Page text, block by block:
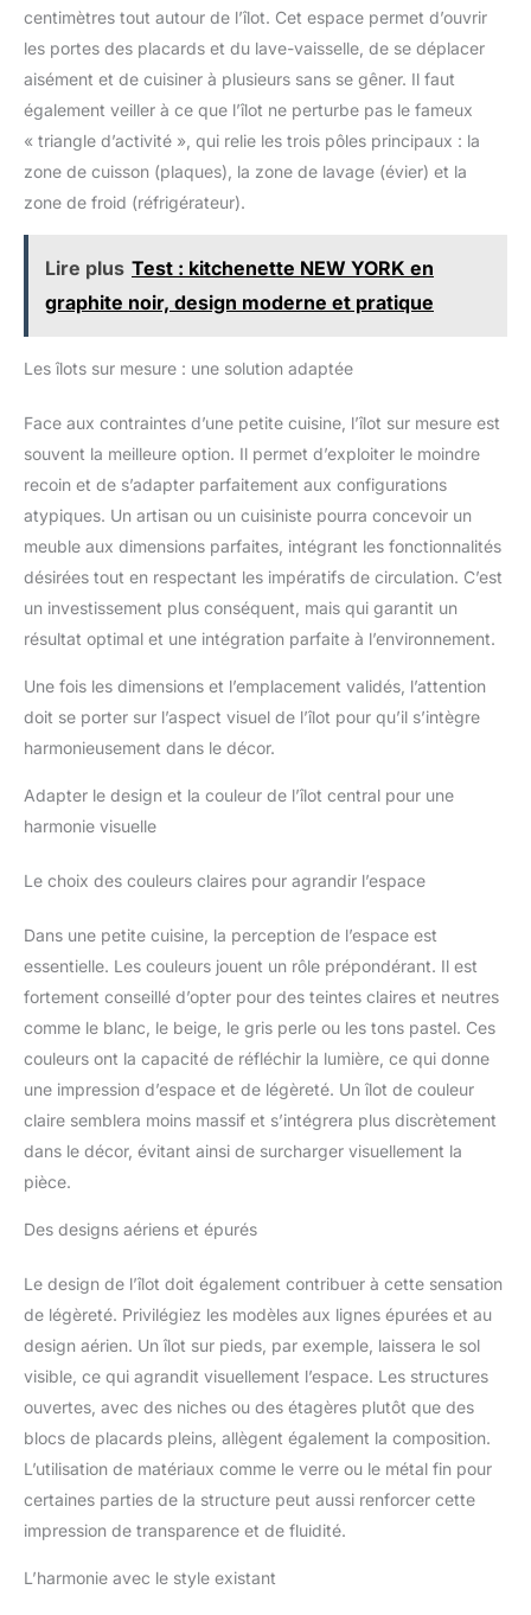
centimètres tout autour de l’îlot. Cet espace permet d’ouvrir
les portes des placards et du lave-vaisselle, de se déplacer
aisément et de cuisiner à plusieurs sans se gêner. Il faut
également veiller à ce que l’îlot ne perturbe pas le fameux
« triangle d’activité », qui relie les trois pôles principaux : la
zone de cuisson (plaques), la zone de lavage (évier) et la
zone de froid (réfrigérateur).
Lire plus Test : kitchenette NEW YORK en
graphite noir, design moderne et pratique
Les îlots sur mesure : une solution adaptée
Face aux contraintes d’une petite cuisine, l’îlot sur mesure est
souvent la meilleure option. Il permet d’exploiter le moindre
recoin et de s’adapter parfaitement aux configurations
atypiques. Un artisan ou un cuisiniste pourra concevoir un
meuble aux dimensions parfaites, intégrant les fonctionnalités
désirées tout en respectant les impératifs de circulation. C’est
un investissement plus conséquent, mais qui garantit un
résultat optimal et une intégration parfaite à l’environnement.
Une fois les dimensions et l’emplacement validés, l’attention
doit se porter sur l’aspect visuel de l’îlot pour qu’il s’intègre
harmonieusement dans le décor.
Adapter le design et la couleur de l’îlot central pour une
harmonie visuelle
Le choix des couleurs claires pour agrandir l’espace
Dans une petite cuisine, la perception de l’espace est
essentielle. Les couleurs jouent un rôle prépondérant. Il est
fortement conseillé d’opter pour des teintes claires et neutres
comme le blanc, le beige, le gris perle ou les tons pastel. Ces
couleurs ont la capacité de réfléchir la lumière, ce qui donne
une impression d’espace et de légèreté. Un îlot de couleur
claire semblera moins massif et s’intégrera plus discrètement
dans le décor, évitant ainsi de surcharger visuellement la
pièce.
Des designs aériens et épurés
Le design de l’îlot doit également contribuer à cette sensation
de légèreté. Privilégiez les modèles aux lignes épurées et au
design aérien. Un îlot sur pieds, par exemple, laissera le sol
visible, ce qui agrandit visuellement l’espace. Les structures
ouvertes, avec des niches ou des étagères plutôt que des
blocs de placards pleins, allègent également la composition.
L’utilisation de matériaux comme le verre ou le métal fin pour
certaines parties de la structure peut aussi renforcer cette
impression de transparence et de fluidité.
L’harmonie avec le style existant